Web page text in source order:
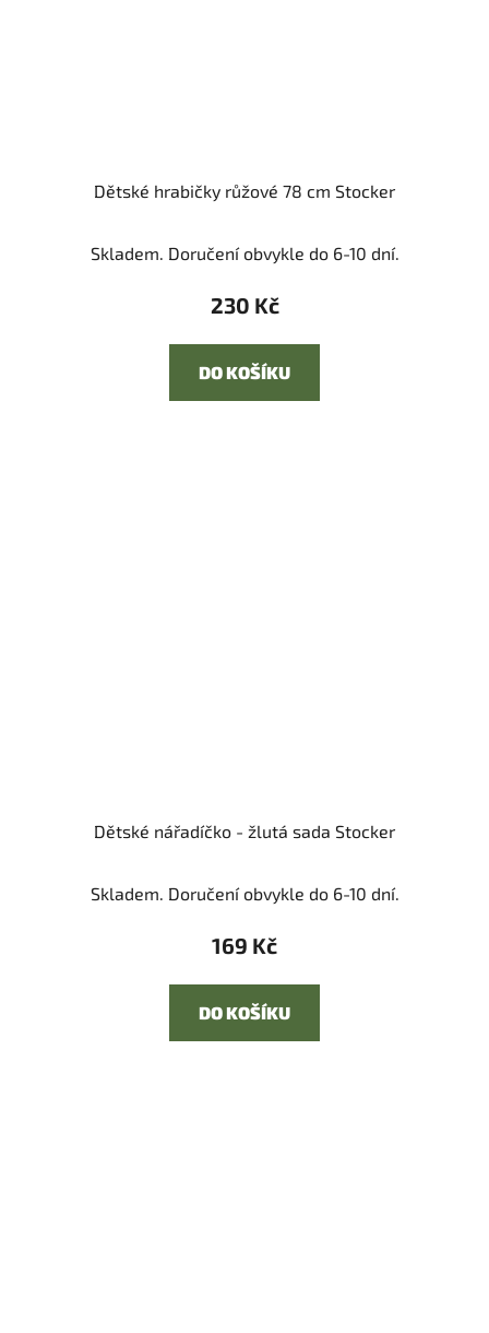
Dětské hrabičky růžové 78 cm Stocker
Skladem. Doručení obvykle do 6-10 dní.
230 Kč
DO KOŠÍKU
Dětské nářadíčko - žlutá sada Stocker
Skladem. Doručení obvykle do 6-10 dní.
169 Kč
DO KOŠÍKU